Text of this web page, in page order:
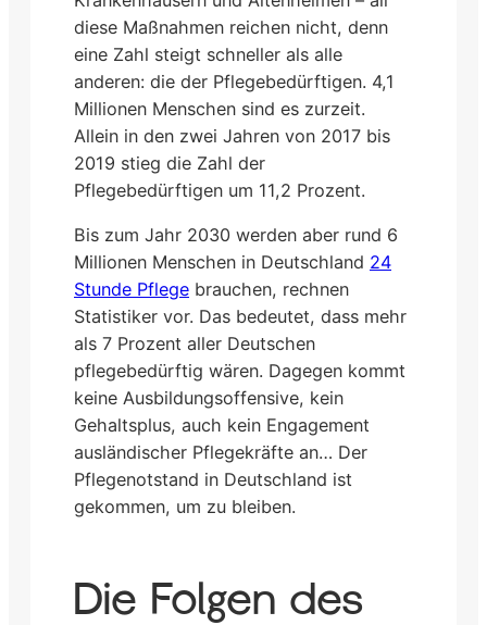
diese Maßnahmen reichen nicht, denn
eine Zahl steigt schneller als alle
anderen: die der Pflegebedürftigen. 4,1
Millionen Menschen sind es zurzeit.
Allein in den zwei Jahren von 2017 bis
2019 stieg die Zahl der
Pflegebedürftigen um 11,2 Prozent.
Bis zum Jahr 2030 werden aber rund 6
Millionen Menschen in Deutschland 24
Stunde Pflege brauchen, rechnen
Statistiker vor. Das bedeutet, dass mehr
als 7 Prozent aller Deutschen
pflegebedürftig wären. Dagegen kommt
keine Ausbildungsoffensive, kein
Gehaltsplus, auch kein Engagement
ausländischer Pflegekräfte an… Der
Pflegenotstand in Deutschland ist
gekommen, um zu bleiben.
Die Folgen des